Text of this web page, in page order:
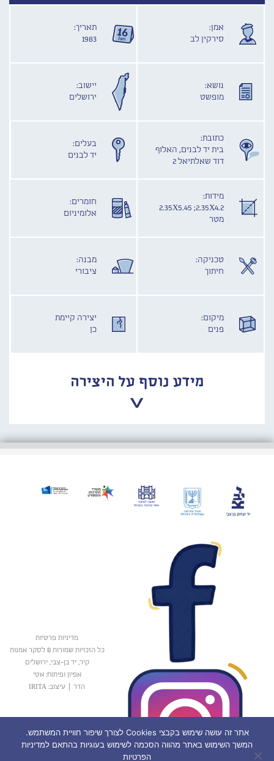
אמן:
סירקין לב
תאריך:
1983
נושא:
מופשט
יישוב:
ירושלים
כתובת:
בית יד לבנים, האלוף
דוד שאלתיאל 2
בעלים:
יד לבנים
מידות:
2.35X5.45 ;2.35X4.2
מטר
חומרים:
אלומיניום
טכניקה:
חיתוך
מבנה:
ציבורי
מיקום:
פנים
יצירה קיימת
כן
מידע נוסף על היצירה
מדיניות פרטיות
כל הזכויות שמורות © לסקר אמנות
קיר, יד בן-צבי, ירושלים
אפיון ופיתוח: אטי
הדר
עיצוב: IRITA
אתר זה עושה שימוש בקבצי Cookies לצורך שיפור חוויית המשתמש.
המשך השימוש באתר מהווה הסכמה לשימוש בעוגיות בהתאם למדיניות
הפרטיות